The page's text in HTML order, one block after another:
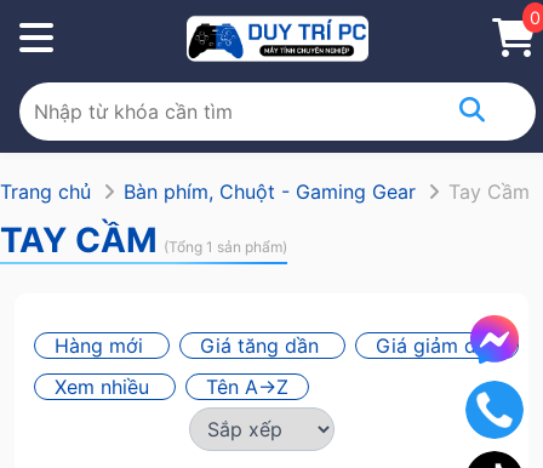
0
Trang chủ Bàn phím, Chuột - Gaming Gear Tay Cầm
TAY CẦM (Tổng 1 sản phẩm)
Hàng mới Giá tăng dần
Giá giảm dần
Xem nhiều
Tên A->Z